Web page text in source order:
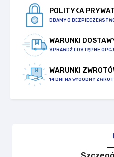
POLITYKA
DBAMY O
WARUNKI
SPRAWDŹ DOSTĘPNE
WARUNKI
14 DNI NA WYGODNY ZWROT